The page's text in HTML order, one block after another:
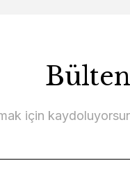
için